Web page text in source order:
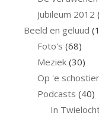
Jubileum 2012
Beeld en geluud
Foto's (68)
Meziek(30)
Op 'e
Podcasts (40)
In